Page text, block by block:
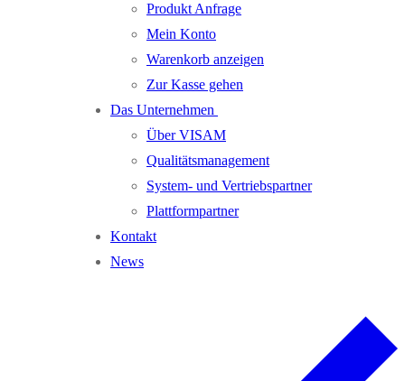
Produkt Anfrage
Mein Konto
Warenkorb anzeigen
Zur Kasse gehen
Das Unternehmen
Über VISAM
Qualitätsmanagement
System- und Vertriebspartner
Plattformpartner
Kontakt
News